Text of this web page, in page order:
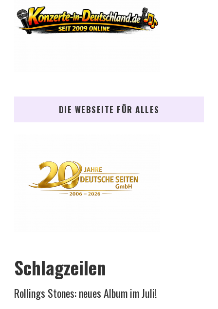
DIE WEBSEITE FÜR ALLES
Schlagzeilen
Rollings Stones: neues Album im Juli!